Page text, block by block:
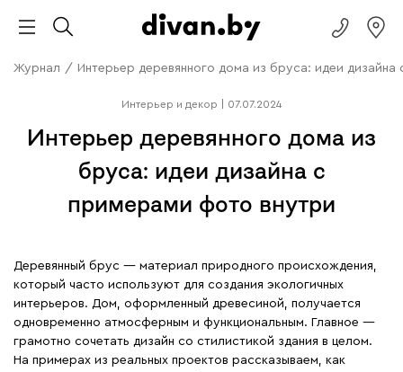
Журнал / Интерьер деревянного дома из бруса: идеи
Интерьер и декор 07.07.2024
Интерьер деревянного дома из
бруса: идеи дизайна с
примерами фото внутри
Деревянный брус — материал природного происхождения,
который часто используют для создания экологичных
интерьеров. Дом, оформленный древесиной, получается
одновременно атмосферным и функциональным. Главное —
грамотно сочетать дизайн со стилистикой здания в целом.
На примерах из реальных проектов рассказываем, как